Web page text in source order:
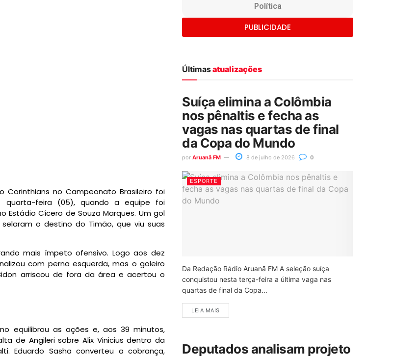
Corinthians no Campeonato Brasileiro foi
quarta-feira (05), quando a equipe foi
Estádio Cícero de Souza Marques. Um gol
o destino do Timão, que viu suas
mais ímpeto ofensivo. Logo aos dez
com perna esquerda, mas o goleiro
arriscou de fora da área e acertou o
equilibrou as ações e, aos 39 minutos,
de Angileri sobre Alix Vinicius dentro da
Eduardo Sasha converteu a cobrança,
Política
PUBLICIDADE
Últimasatualizações
Suíça elimina a Colômbia
nos pênaltis e fecha as
vagas nas quartas de final
da Copa do Mundo
por Aruanã FM 8 de julho de 2026 0
ESPORTE
Da Redação Rádio Aruanã FM A seleção suíça
conquistou nesta terça-feira a última vaga nas
quartas de final da Copa...
LEIA MAIS
Deputados analisam projeto